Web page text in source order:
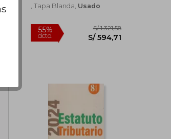
Tributario)
, Tapa Blanda, Usado